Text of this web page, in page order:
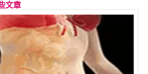
文章